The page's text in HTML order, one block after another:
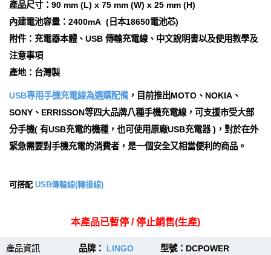
產品尺寸：90 mm (L) x 75 mm (W) x 25 mm (H)
內建電池容量：2400mA (日本18650電池芯)
附件：充電器本體、USB 傳輸充電線、中文說明書以及使用教學及
注意事項
產地：台灣製
USB專用手機充電線為選購配備，目前推出MOTO、NOKIA、
SONY、ERRISSON等四大品牌八種手機充電線，可支援市受大部
分手機( 有USB充電的機種，也可使用原廠USB充電器 )，對於在外
緊急需要對手機充電的消費者，是一個安全又相當便利的商品。
可搭配 USB傳輸線(轉接線)
本產品已暫停 / 停止銷售(生產)
產品資訊 品牌： LINGO 型號：DCPOWER